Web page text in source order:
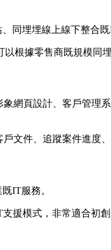
同埋埋線上線下整合既
根據零售商既規模同
網頁設計、客戶管理
文件、追蹤案件進度、
IT服務。
援模式，非常適合初創